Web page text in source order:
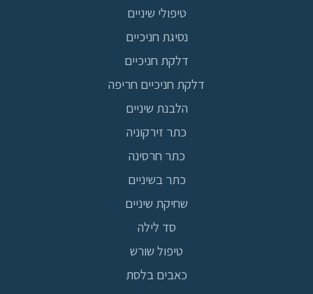
טיפולי שיניים
נסיגת חניכיים
דלקת חניכיים
דלקת חניכיים חריפה
הלבנת שיניים
כתר זירקוניה
כתר חרסינה
כתר בשיניים
שחיקת שיניים
סד לילה
טיפול שורש
כאבים בלסת